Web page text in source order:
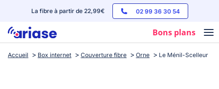
La fibre à partir de 22,99€ 02 99 36 30 54
Bons plans
Box internet
Accueil Box internet Couverture fibre Orne Le Ménil-Scelleur